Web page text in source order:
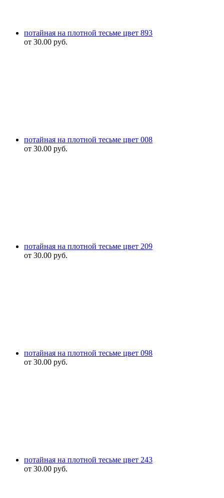
потайная на плотной тесьме цвет 893
от 30.00 руб.
потайная на плотной тесьме цвет 008
от 30.00 руб.
потайная на плотной тесьме цвет 209
от 30.00 руб.
потайная на плотной тесьме цвет 098
от 30.00 руб.
потайная на плотной тесьме цвет 243
от 30.00 руб.